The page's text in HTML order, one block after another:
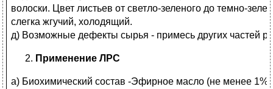
волоски. Цвет листьев от светло-зеленого до темно-
слегка жгучий, холодящий.
д) Возможные дефекты сырья - примесь других частей
Применение ЛРС
а) Биохимический состав -Эфирное масло (не менее